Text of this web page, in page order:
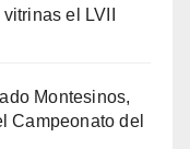
el LVII
Montesinos,
Campeonato del